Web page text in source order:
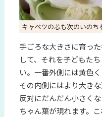
キャベツの芯も次のいの
手ごろな大きさに育っ
して、それを子どもた
い。一番外側には黄色
その内側にはより大き
反対にだんだん小さく
ちゃん葉が現れます。